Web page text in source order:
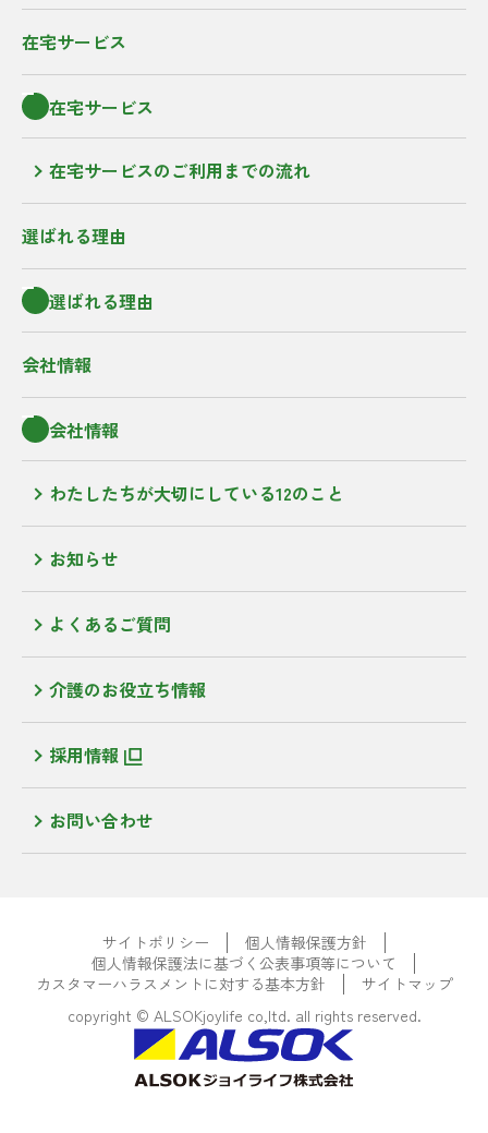
在宅サービス
在宅サービス
在宅サービスのご利用までの流れ
選ばれる理由
選ばれる理由
会社情報
会社情報
わたしたちが大切にしている12のこと
お知らせ
よくあるご質問
介護のお役立ち情報
採用情報
お問い合わせ
サイトポリシー
個人情報保護方針
個人情報保護法に基づく公表事項等について
カスタマーハラスメントに対する基本方針
サイトマップ
copyright © ALSOKjoylife co,ltd. all rights reserved.